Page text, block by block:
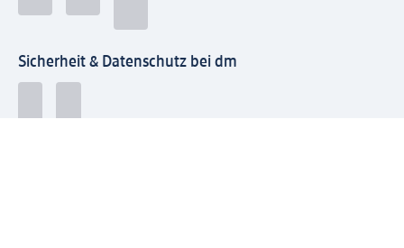
Sicherheit & Datenschutz bei dm